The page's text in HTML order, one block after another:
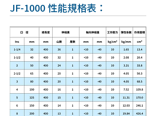
JF-1000 性能規格表：